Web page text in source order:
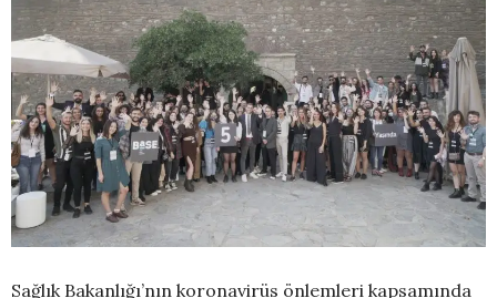
Sağlık Bakanlığı’nın koronavirüs önlemleri kapsamında